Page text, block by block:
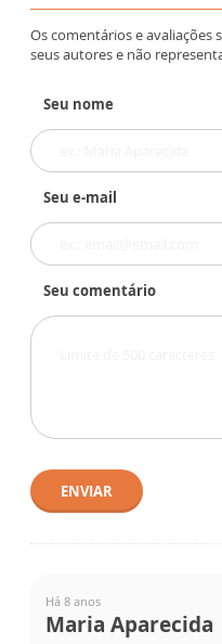
Os comentários e avaliações
seus autores e não
Seu nome
Seu e-mail
Seu comentário
ENVIAR
Há 8 anos
Maria Aparecida